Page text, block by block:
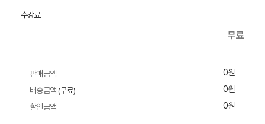
수강료
무료
판매금액
0원
배송금액 (무료)
0원
할인금액
0원